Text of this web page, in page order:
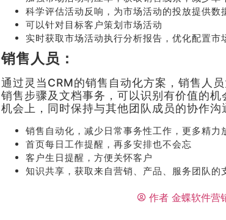
科学评估活动反响，为市场活动的投放提供数
可以针对目标客户策划市场活动
实时获取市场活动执行分析报告，优化配置市
销售人员：
通过灵当CRM的销售自动化方案，销售人
销售步骤及文档事务，可以识别有价值的
机会上，同时保持与其他团队成员的协作沟
销售自动化，减少日常事务性工作，更多精力
首页每日工作提醒，再多安排也不会忘
客户生日提醒，方便关怀客户
知识共享，获取来自营销、产品、服务团队的
作者金蝶软件营